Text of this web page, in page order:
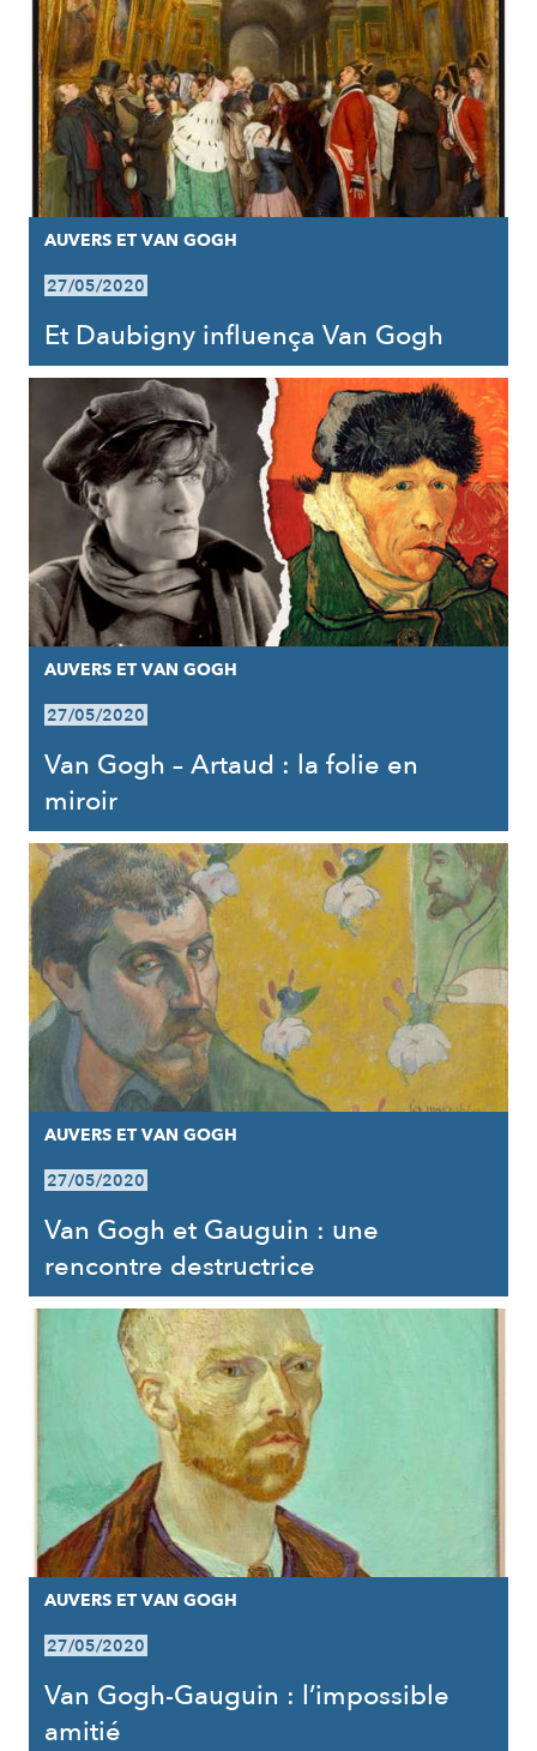
AUVERS ET VAN GOGH
27/05/2020
Et Daubigny influença Van Gogh
AUVERS ET VAN GOGH
27/05/2020
Van Gogh – Artaud : la folie en
miroir
AUVERS ET VAN GOGH
27/05/2020
Van Gogh et Gauguin : une
rencontre destructrice
AUVERS ET VAN GOGH
27/05/2020
Van Gogh-Gauguin : l’impossible
amitié